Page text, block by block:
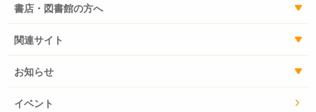
書店・図書館の方へ
関連サイト
お知らせ
イベント